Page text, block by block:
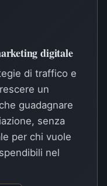
digitale
di traffico e
un
guadagnare
senza
per chi vuole
nel